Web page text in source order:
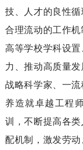
技、人才的良性循
合理流动的工作
高等学校学科设
力、推动高质量
战略科学家、一
养造就卓越工程
训，不断提高各
配机制，激发劳